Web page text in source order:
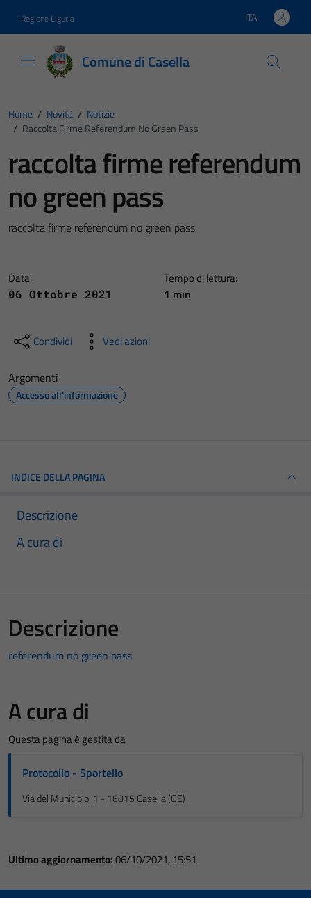
Regione Liguria Lingua attiva:
ITA
Comune di Casella
Home / Novità / Notizie
/ Raccolta Firme Referendum No Green Pass
raccolta firme referendum
no green pass
raccolta firme referendum no green pass
Data:
06 Ottobre 2021
Tempo di lettura:
1 min
Condividi Vedi azioni
Argomenti
Accesso all'informazione
INDICE DELLA PAGINA
Descrizione
A cura di
Descrizione
referendum no green pass
A cura di
Questa pagina è gestita da
Protocollo - Sportello
Via del Municipio, 1 - 16015 Casella (GE)
Ultimo aggiornamento:06/10/2021, 15:51